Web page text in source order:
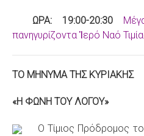
ΩΡΑ: 19:00-20:30
πανηγυρίζοντα Ἱερό Ναό
ΤΟ ΜΗΝΥΜΑ ΤΗΣ ΚΥΡΙΑΚΗΣ
«Η ΦΩΝΗ ΤΟΥ ΛΟΓΟΥ»
Ο Τίμιος Πρόδρομος